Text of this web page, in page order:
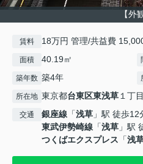
【外
賃料 18万円 管理/共益費
面積 40.19㎡
築年数 築4年
所在地 東京都台東区東浅草１丁目
交通 銀座線 「浅草 」駅 徒歩12
東武伊勢崎線 「浅草 」駅
つくばエクスプレス 「浅